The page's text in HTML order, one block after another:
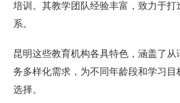
培训。其教学团队经验丰富，致力于打
系。
昆明这些教育机构各具特色，涵盖了从
务多样化需求，为不同年龄段和学习目
选择。